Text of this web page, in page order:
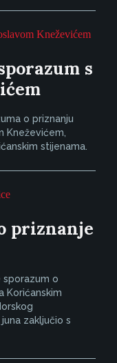
s
o priznanju
Kneževićem,
stijenama.
priznanje
sporazum o
Korićanskim
zaključio s